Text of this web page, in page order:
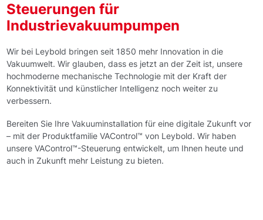
Steuerungen für
Industrievakuumpumpen
Wir bei Leybold bringen seit 1850 mehr Innovation in die
Vakuumwelt. Wir glauben, dass es jetzt an der Zeit ist, unsere
hochmoderne mechanische Technologie mit der Kraft der
Konnektivität und künstlicher Intelligenz noch weiter zu
verbessern.
Bereiten Sie Ihre Vakuuminstallation für eine digitale Zukunft vor
– mit der Produktfamilie VAControl™ von Leybold. Wir haben
unsere VAControl™-Steuerung entwickelt, um Ihnen heute und
auch in Zukunft mehr Leistung zu bieten.